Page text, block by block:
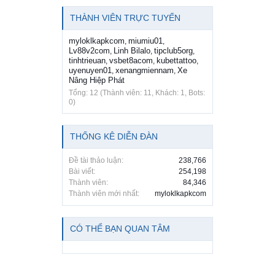
THÀNH VIÊN TRỰC TUYẾN
myloklkapkcom miumiu01
Lv88v2com Linh Bilalo tipclub5org
tinhtrieuan vsbet8acom kubettattoo
uyenuyen01 xenangmiennam Xe
Nâng Hiệp Phát
Tổng: 12 (Thành viên: 11, Khách: 1, Bots:
0)
THỐNG KÊ DIỄN ĐÀN
Đề tài thảo luận:
238,766
Bài viết:
254,198
Thành viên:
84,346
Thành viên mới nhất:
myloklkapkcom
CÓ THỂ BẠN QUAN TÂM